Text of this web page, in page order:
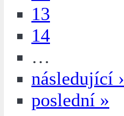
13
14
…
následující ›
poslední »